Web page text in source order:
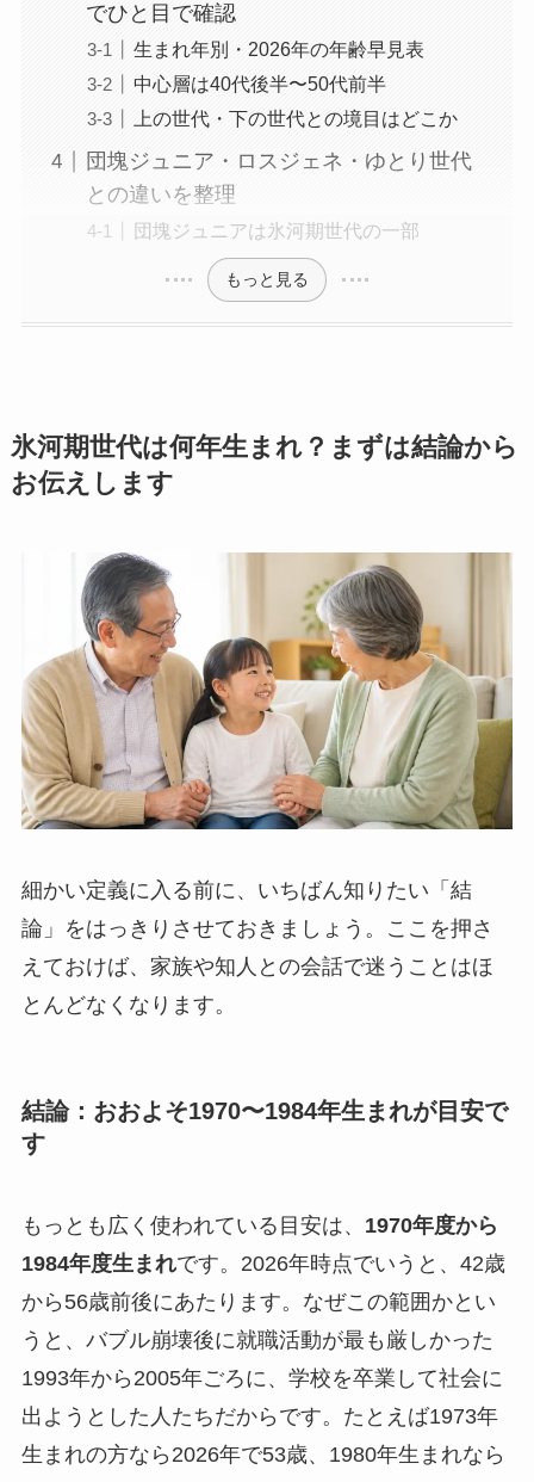
でひと目で確認
生まれ年別・2026年の年齢早見表
中心層は40代後半〜50代前半
上の世代・下の世代との境目はどこか
団塊ジュニア・ロスジェネ・ゆとり世代
との違いを整理
団塊ジュニアは氷河期世代の一部
もっと見る
氷河期世代は何年生まれ？まずは結論から
お伝えします
細かい定義に入る前に、いちばん知りたい「結
論」をはっきりさせておきましょう。ここを押さ
えておけば、家族や知人との会話で迷うことはほ
とんどなくなります。
結論：おおよそ1970〜1984年生まれが目安で
す
もっとも広く使われている目安は、 1970年度から
1984年度生まれです。2026年時点でいうと、42歳
から56歳前後にあたります。なぜこの範囲かとい
うと、バブル崩壊後に就職活動が最も厳しかった
1993年から2005年ごろに、学校を卒業して社会に
出ようとした人たちだからです。たとえば1973年
生まれの方なら2026年で53歳、1980年生まれなら